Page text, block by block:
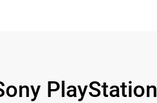
PlayStation